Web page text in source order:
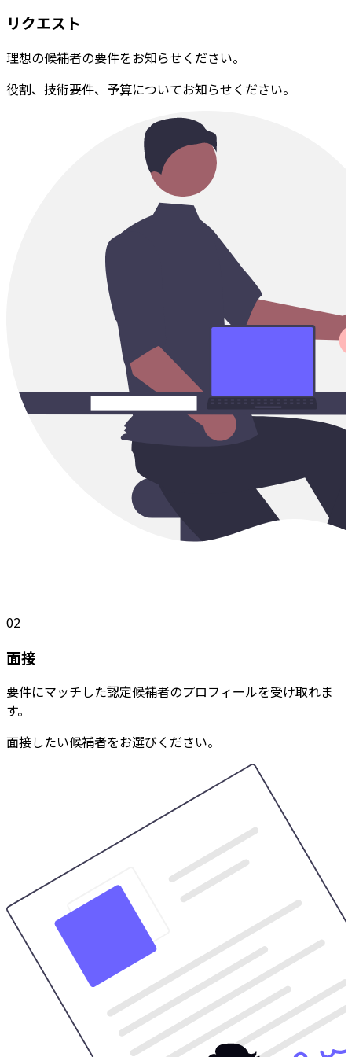
リクエスト
理想の候補者の要件をお知らせください。
役割、技術要件、予算についてお知らせください。
02
面接
要件にマッチした認定候補者のプロフィールを受け取れま
す。
面接したい候補者をお選びください。